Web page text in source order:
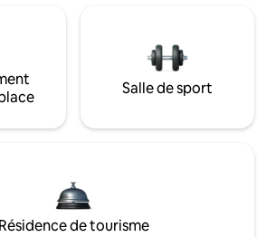
Salle de sport
Résidence de tourisme